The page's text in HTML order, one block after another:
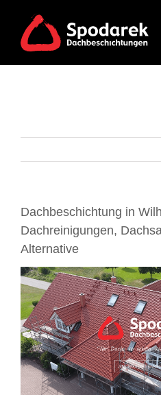
content
Dachbeschichtung in
Dachreinigungen,
Alternative